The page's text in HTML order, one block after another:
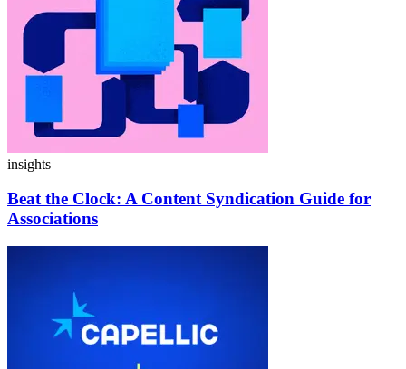
insights
Beat the Clock: A Content Syndication Guide for
Associations